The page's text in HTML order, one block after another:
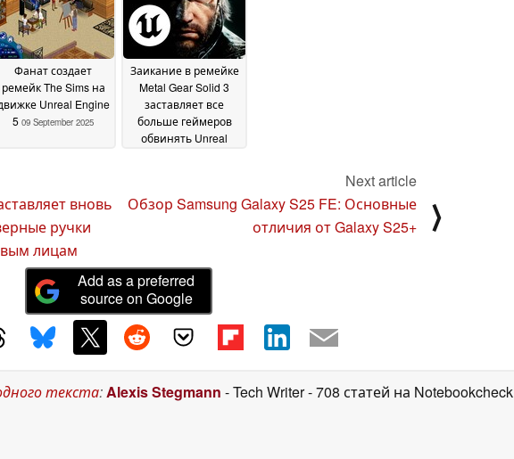
Фанат создает
ремейк The Sims на
Unreal Engine
5 09 September 2025
Заикание в ремейке
Metal Gear Solid 3
заставляет все
больше геймеров
обвинять Unreal
вновь
ручки
лицам
Next article
Обзор Samsung Galaxy S25 FE: Основные
отличия от Galaxy S25+
⟩
Add as a preferred
source on Google
текста:Alexis Stegmann - Tech Writer- 708 статей на Notebookcheck